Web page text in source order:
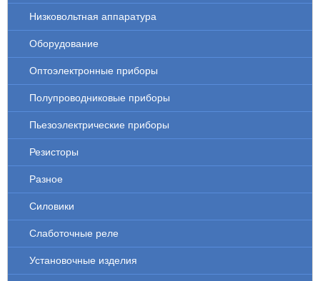
Низковольтная аппаратура
Оборудование
Оптоэлектронные приборы
Полупроводниковые приборы
Пьезоэлектрические приборы
Резисторы
Разное
Силовики
Слаботочные реле
Установочные изделия